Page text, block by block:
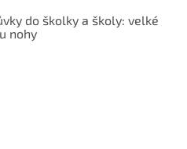
do školky a školy: velké
nohy